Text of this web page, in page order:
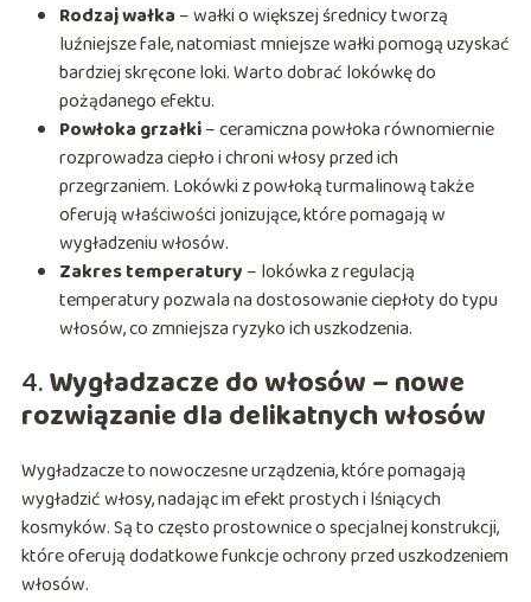
Rodzaj wałka – wałki o większej średnicy tworzą
luźniejsze fale, natomiast mniejsze wałki pomogą uzyskać
bardziej skręcone loki. Warto dobrać lokówkę do
pożądanego efektu.
Powłoka grzałki– ceramiczna powłoka równomiernie
rozprowadza ciepło i chroni włosy przed ich
przegrzaniem. Lokówki z powłoką turmalinową także
oferują właściwości jonizujące, które pomagają w
wygładzeniu włosów.
Zakres temperatury – lokówka z regulacją
temperatury pozwala na dostosowanie ciepłoty do typu
włosów, co zmniejsza ryzyko ich uszkodzenia.
4.Wygładzacze do włosów – nowe
rozwiązanie dla delikatnych włosów
Wygładzacze to nowoczesne urządzenia, które pomagają
wygładzić włosy, nadając im efekt prostych i lśniących
kosmyków. Są to często prostownice o specjalnej konstrukcji,
które oferują dodatkowe funkcje ochrony przed uszkodzeniem
włosów.